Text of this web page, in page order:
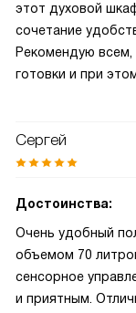
этот духовой
сочетание
Рекомендую всем,
готовки и при
Сергей
Достоинства:
Очень удобный
объемом 70
сенсорное
и приятным.